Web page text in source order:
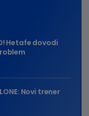
Hetafe dovodi
Novi trener